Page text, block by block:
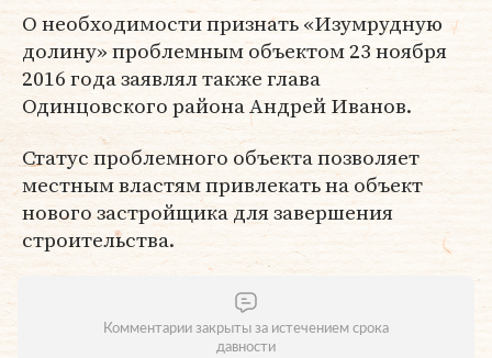
О необходимости признать «Изумрудную
долину» проблемным объектом 23 ноября
2016 года заявлял также глава
Одинцовского района Андрей Иванов.
Статус проблемного объекта позволяет
местным властям привлекать на объект
нового застройщика для завершения
строительства.
Комментарии закрыты за истечением срока
давности